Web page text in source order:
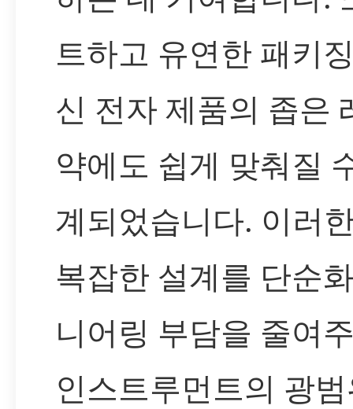
트하고 유연한 패키
신 전자 제품의 좁은
약에도 쉽게 맞춰질
계되었습니다. 이러
복잡한 설계를 단순
니어링 부담을 줄여
인스트루먼트의 광